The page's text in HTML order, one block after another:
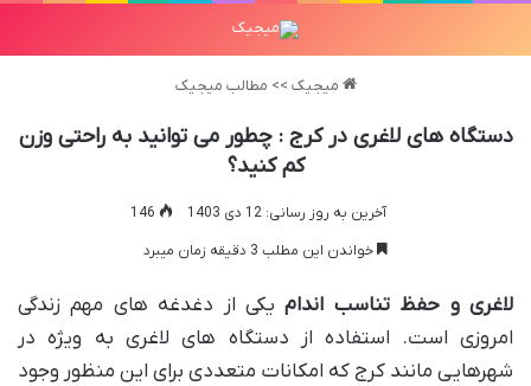
میجیک >> مطالب میجیک
دستگاه های لاغری در کرج : چطور می توانید به راحتی وزن
کم کنید؟
آخرین به روز رسانی: 12 دی 1403
خواندن این مطلب 3 دقیقه زمان میبرد
لاغری و حفظ تناسب اندامیکی از دغدغه های مهم زندگی
امروزی است. استفاده از دستگاه های لاغری به ویژه در
شهرهایی مانند کرج که امکانات متعددی برای این منظور وجود